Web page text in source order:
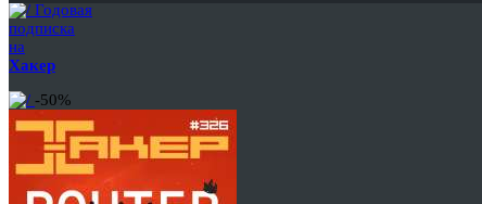
Годовая
подписка
на
Хакер
-50%